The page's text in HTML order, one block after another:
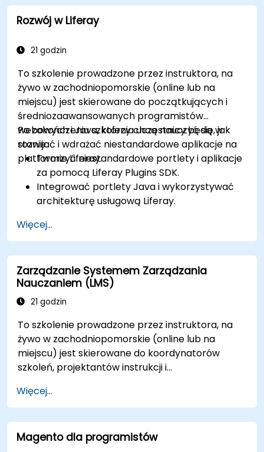
Rozwój w Liferay
21 godzin
To szkolenie prowadzone przez instruktora, na
żywo w zachodniopomorskie (online lub na
miejscu) jest skierowane do początkujących i
średniozaawansowanych programistów
webowych i Java, którzy chcą nauczyć się, jak
rozwijać i wdrażać niestandardowe aplikacje na
platformie Liferay.
Po zakończeniu szkolenia uczestnicy będą w
stanie:
Tworzyć niestandardowe portlety i aplikacje
za pomocą Liferay Plugins SDK.
Integrować portlety Java i wykorzystywać
architekturę usługową Liferay.
motywów i szablonów układu.
Używać Liferay Developer Studio do rozwoju i
wdrażania.
Stosować najlepsze praktyki w rozwoju
Liferay, aby tworzyć wydajne i łatwe w
utrzymaniu aplikacje.
Więcej...
Zarządzanie Systemem Zarządzania
Nauczaniem (LMS)
21 godzin
To szkolenie prowadzone przez instruktora, na
żywo w zachodniopomorskie (online lub na
miejscu) jest skierowane do koordynatorów
szkoleń, projektantów instrukcji i
konfigurację LMS, zarządzanie użytkownikami i
rolami, tworzenie kursów, śledzenie,
raportowanie oraz najlepsze praktyki
przygotowania do certyfikacji.
Więcej...
Magento dla programistów